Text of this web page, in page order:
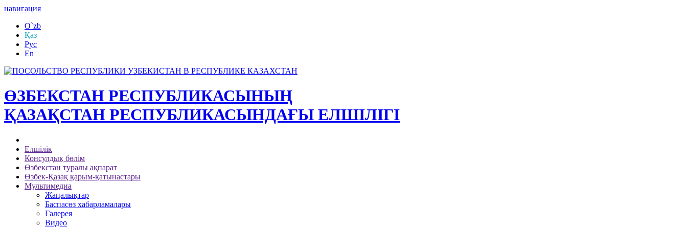
навигация
O`zb
Қаз
Рус
En
ӨЗБЕКСТАН РЕСПУБЛИКАСЫНЫҢ
ҚАЗАҚСТАН РЕСПУБЛИКАСЫНДАҒЫ ЕЛШІЛІГІ
Елшілік
Консулдық бөлім
Өзбекстан туралы ақпарат
Өзбек-Қазақ қарым-қатынастары
Мультимедиа
Жаңалықтар
Баспасөз хабарламалары
Галерея
Видео